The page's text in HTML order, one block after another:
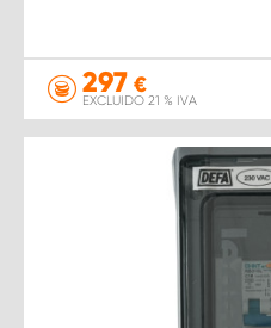
297 €
EXCLUIDO 21 % IVA